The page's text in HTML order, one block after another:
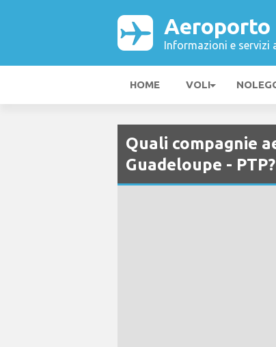
Aeroporto
Informazioni e servizi
HOME VOLI
Quali compagnie
Guadeloupe - PTP?